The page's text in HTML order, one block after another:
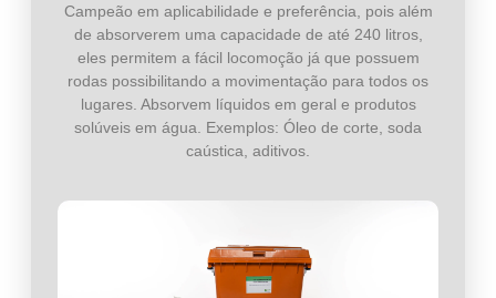
Campeão em aplicabilidade e preferência, pois além
de absorverem uma capacidade de até 240 litros,
eles permitem a fácil locomoção já que possuem
rodas possibilitando a movimentação para todos os
lugares. Absorvem líquidos em geral e produtos
solúveis em água. Exemplos: Óleo de corte, soda
caústica, aditivos.